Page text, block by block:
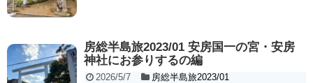
房総半島旅2023/01 安房国一の宮・安房
神社にお参りするの編
2026/5/7 房総半島旅2023/01